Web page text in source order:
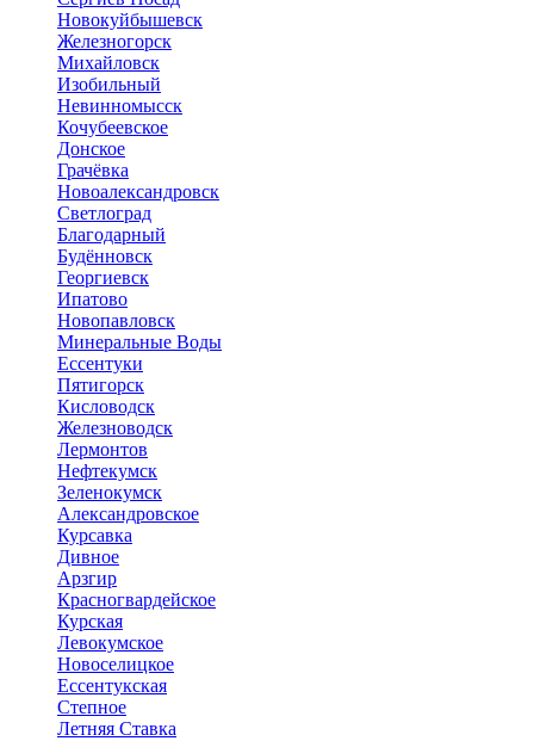
Новокуйбышевск
Железногорск
Михайловск
Изобильный
Невинномысск
Кочубеевское
Донское
Грачёвка
Новоалександровск
Светлоград
Благодарный
Будённовск
Георгиевск
Ипатово
Новопавловск
Минеральные Воды
Ессентуки
Пятигорск
Кисловодск
Железноводск
Лермонтов
Нефтекумск
Зеленокумск
Александровское
Курсавка
Дивное
Арзгир
Красногвардейское
Курская
Левокумское
Новоселицкое
Ессентукская
Степное
Летняя Ставка